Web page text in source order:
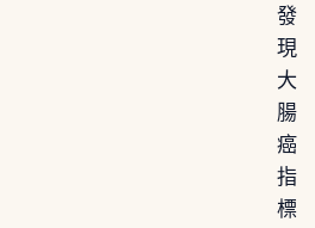
發
現
大
腸
癌
指
標